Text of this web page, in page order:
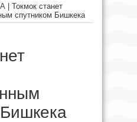
Токмок станет
спутником Бишкека